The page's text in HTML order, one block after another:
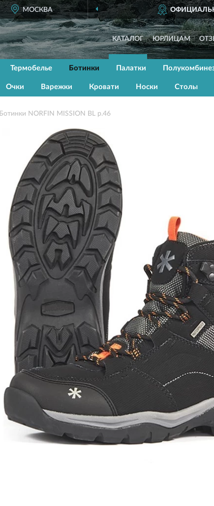
МОСКВА
КАТАЛОГ ЮРЛИЦАМ
Термобелье Ботинки Палатки
Очки Варежки Кровати Носки Столы
Ботинки NORFIN MISSION BL р.46